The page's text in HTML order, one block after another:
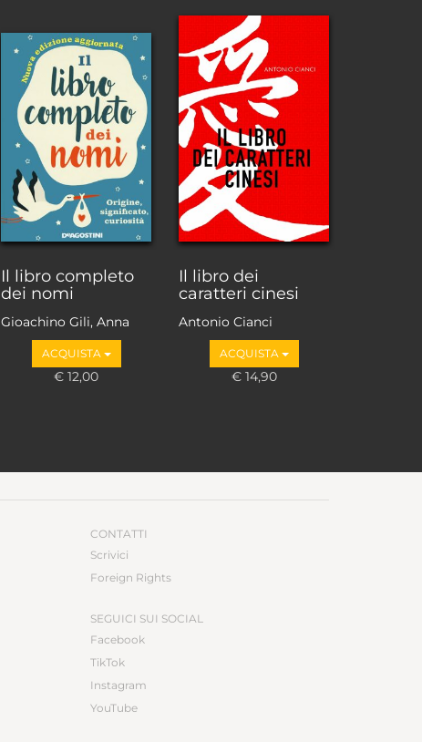
Il libro completo
dei nomi
Gioachino Gili, Anna
Motta
ACQUISTA
€ 12,00
Il libro dei
caratteri cinesi
Antonio Cianci
ACQUISTA
€ 14,90
CONTATTI
Scrivici
Foreign Rights
SEGUICI SUI SOCIAL
Facebook
TikTok
Instagram
YouTube